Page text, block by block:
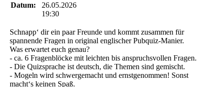
Datum:
26.05.2026
19:30
Schnapp‘ dir ein paar Freunde und kommt zusammen für
spannende Fragen in original englischer Pubquiz-Manier.
Was erwartet euch genau?
- ca. 6 Fragenblöcke mit leichten bis anspruchsvollen Fragen.
- Die Quizsprache ist deutsch, die Themen sind gemischt.
- Mogeln wird schwergemacht und ernstgenommen! Sonst
macht‘s keinen Spaß.